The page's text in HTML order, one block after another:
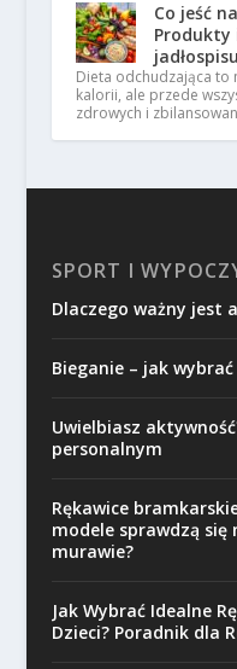
Co jeść
Produkty
jadłospisu
Dieta odchudzająca to
kalorii, ale przede
zdrowych i
SPORT I
Dlaczego ważny jest
Bieganie – jak
Uwielbiasz
personalnym
Rękawice
modele sprawdzą
murawie?
Jak Wybrać Idealne
Dzieci? Poradnik dla